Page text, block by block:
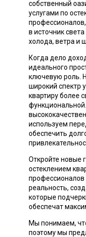
собственный
услугами по
в источник
холода, ветра и
Когда дело
идеального
ключевую роль.
широкий спектр
квартиру более
используем
обеспечить
Откройте новые
остеклением
профессионалов
реальность,
которые
обеспечат
Мы понимаем,
поэтому мы